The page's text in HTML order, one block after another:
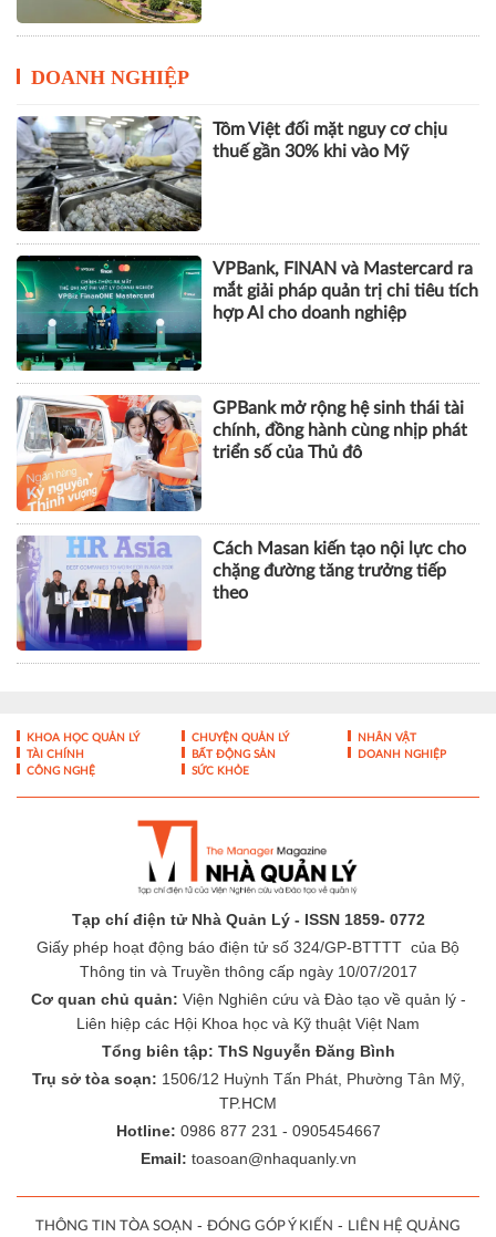
VPBank, FINAN và Mastercard ra
mắt giải pháp quản trị chi tiêu tích
hợp AI cho doanh nghiệp
GPBank mở rộng hệ sinh thái tài
chính, đồng hành cùng nhịp phát
triển số của Thủ đô
Cách Masan kiến tạo nội lực cho
chặng đường tăng trưởng tiếp
theo
KHOA HỌC QUẢN LÝ CHUYỆN QUẢN LÝ
TÀI CHÍNH
CÔNG NGHỆ
Tạp chí điện tử Nhà Quản Lý - ISSN 1859- 0772
Giấy phép hoạt động báo điện tử số 324/GP-BTTTT của Bộ
Thông tin và Truyền thông cấp ngày 10/07/2017
Cơ quan chủ quản:
Viện Nghiên cứu và Đào tạo về quản lý -
Liên hiệp các Hội Khoa học và Kỹ thuật Việt Nam
Tổng biên tập: ThS Nguyễn Đăng Bình
Trụ sở tòa soạn:1506/12 Huỳnh Tấn Phát, Phường Tân Mỹ,
TP.HCM
Hotline:0986 877 231 - 0905454667
Email:toasoan@nhaquanly.vn
THÔNG TIN TÒA SOẠN- ĐÓNG GÓP Ý KIẾN-
LIÊN HỆ QUẢNG
BÁO GIÁ QUẢNG CÁO